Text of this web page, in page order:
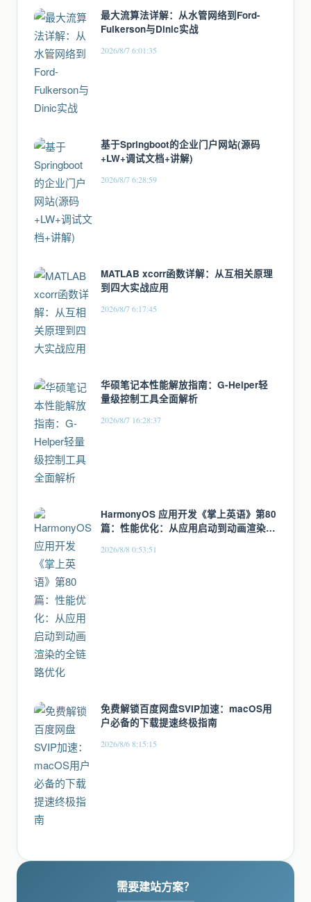
最大流算法详解：从水管网络到Ford-
Fulkerson与Dinic实战
2026/8/7 6:01:35
基于Springboot的企业门户网站(源码
+LW+调试文档+讲解)
2026/8/7 6:28:59
MATLAB xcorr函数详解：从互相关原理
到四大实战应用
2026/8/7 6:17:45
华硕笔记本性能解放指南：G-Helper轻
量级控制工具全面解析
2026/8/7 16:28:37
HarmonyOS 应用开发《掌上英语》第80
篇：性能优化：从应用启动到动画渲染的
2026/8/8 0:53:51
免费解锁百度网盘SVIP加速：macOS用
户必备的下载提速终极指南
2026/8/6 8:15:15
需要建站方案？